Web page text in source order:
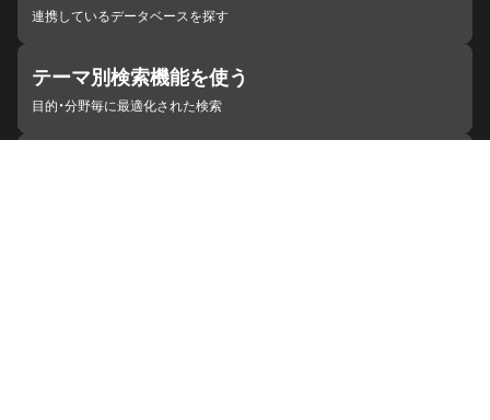
連携しているデータベースを探す
テーマ別検索機能を使う
目的・分野毎に最適化された検索